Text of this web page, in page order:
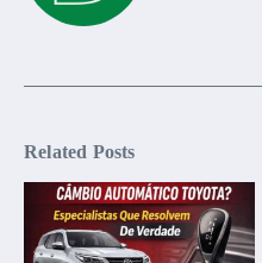
Related Posts